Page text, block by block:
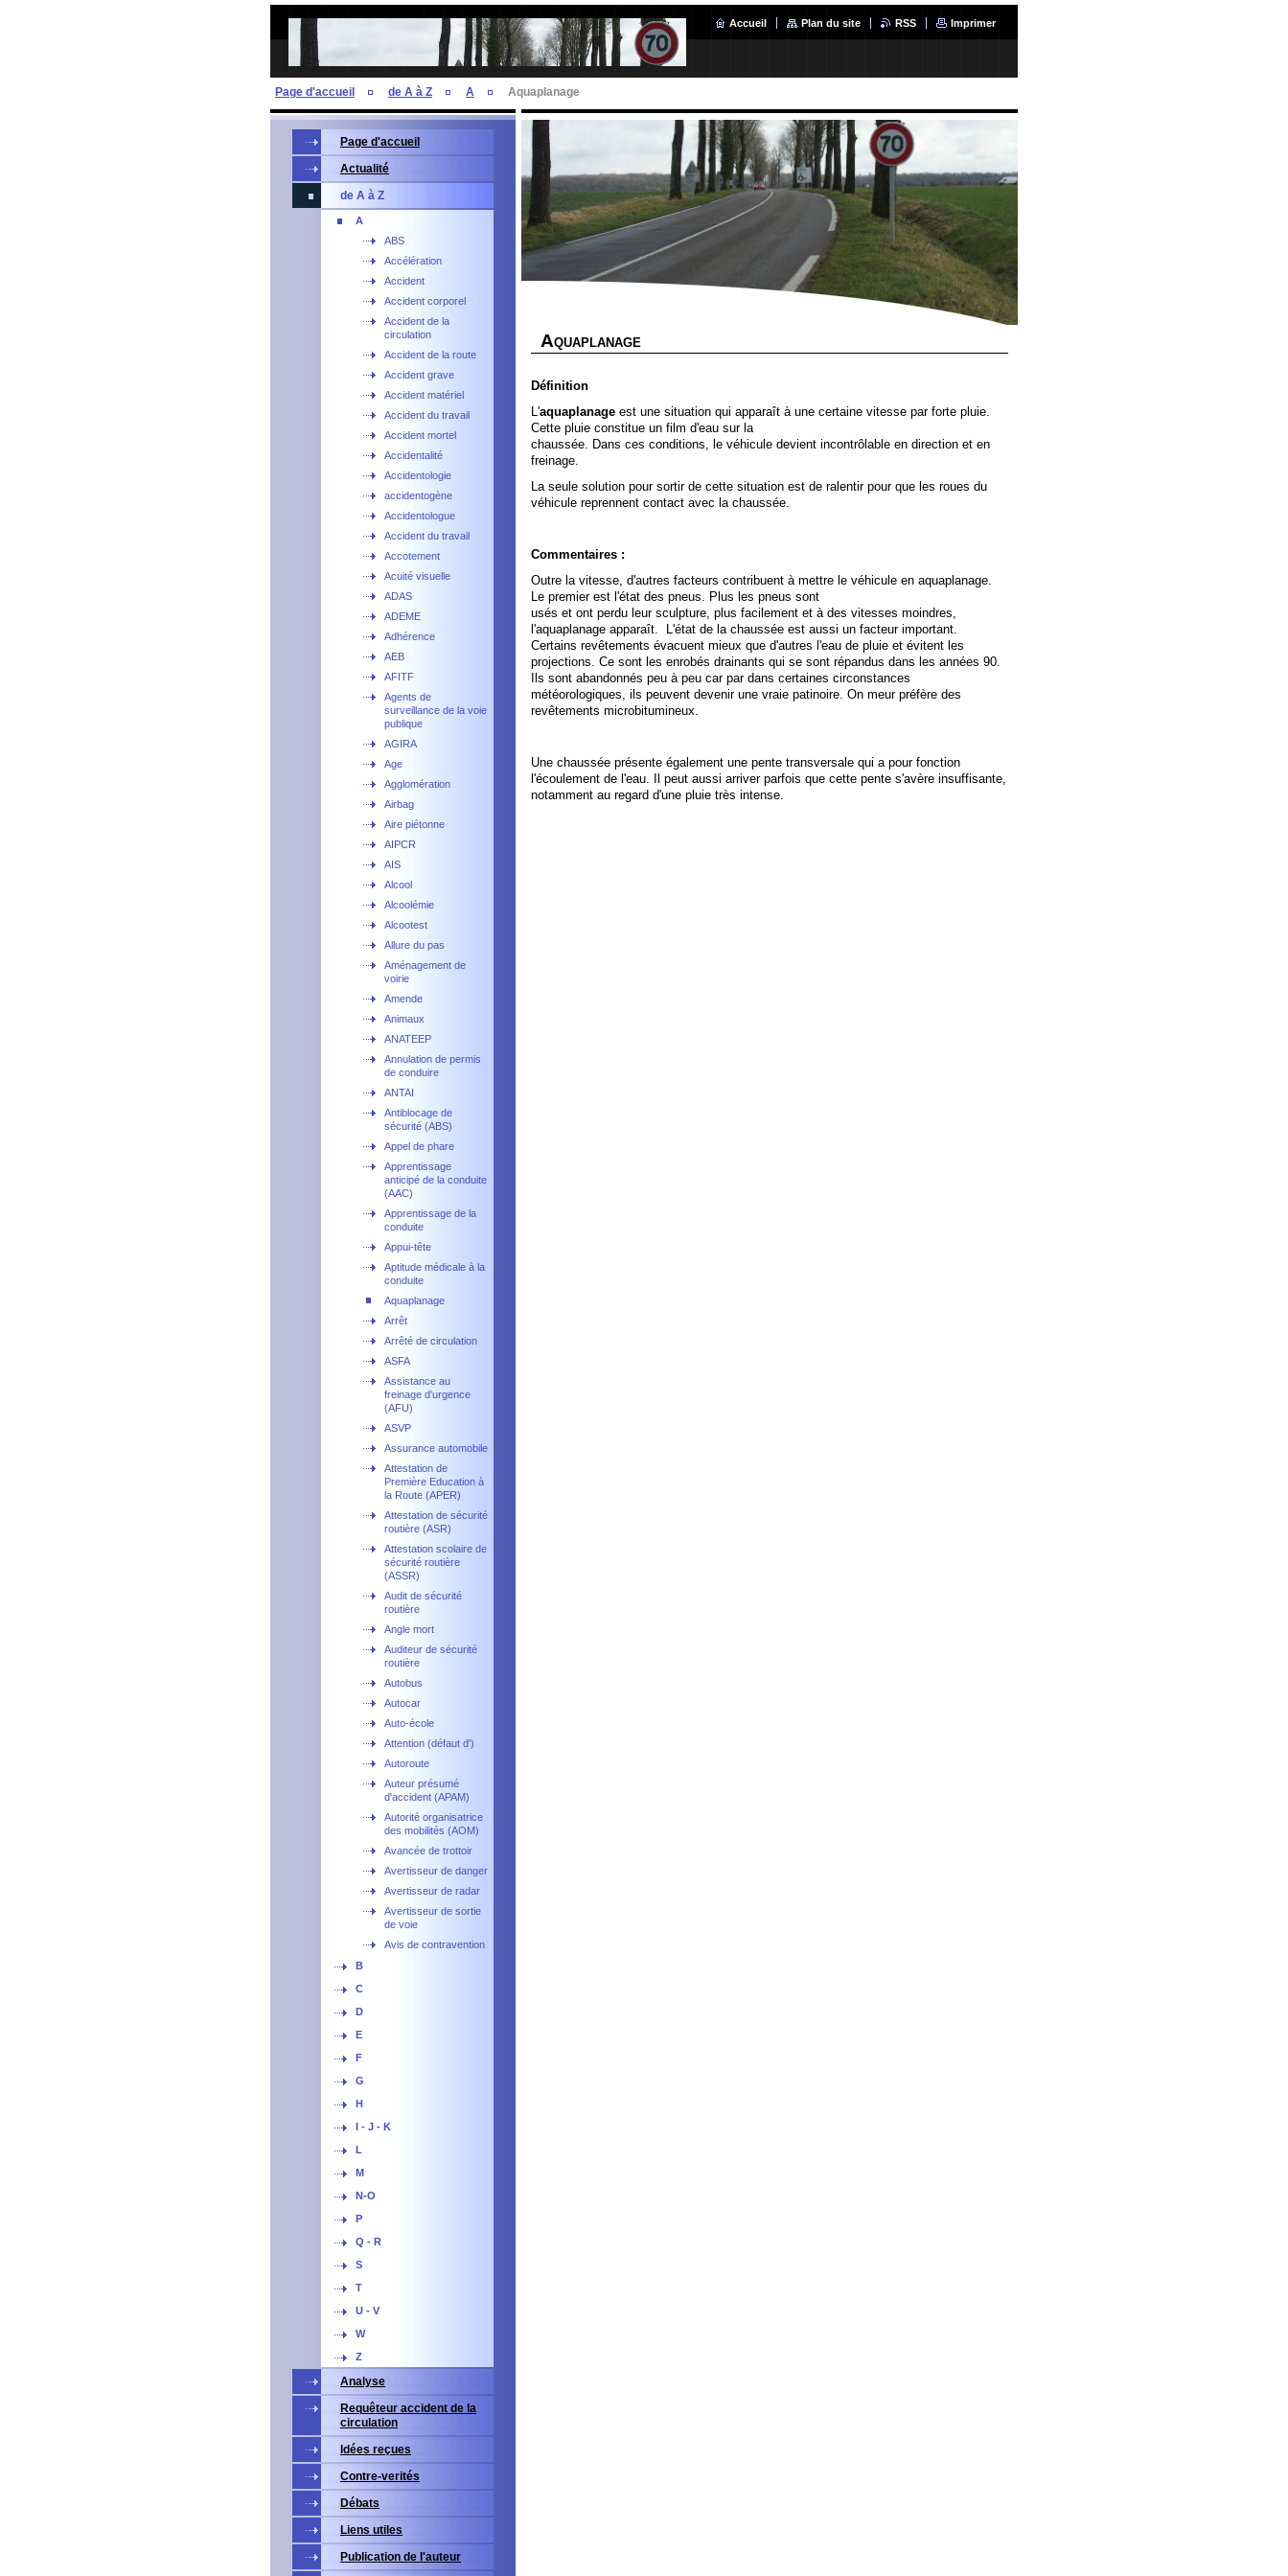
Accueil Plan du site RSS Imprimer
Page d'accueil de A à Z A Aquaplanage
AQUAPLANAGE
Définition
L'aquaplanage est une situation qui apparaît à une certaine vitesse par forte pluie.
Cette pluie constitue un film d'eau sur la
chaussée. Dans ces conditions, le véhicule devient incontrôlable en direction et en
freinage.
La seule solution pour sortir de cette situation est de ralentir pour que les roues du
véhicule reprennent contact avec la chaussée.
Commentaires :
Outre la vitesse, d'autres facteurs contribuent à mettre le véhicule en aquaplanage.
Le premier est l'état des pneus. Plus les pneus sont
usés et ont perdu leur sculpture, plus facilement et à des vitesses moindres,
l'aquaplanage apparaît. L'état de la chaussée est aussi un facteur important.
Certains revêtements évacuent mieux que d'autres l'eau de pluie et évitent les
projections. Ce sont les enrobés drainants qui se sont répandus dans les années 90.
Ils sont abandonnés peu à peu car par dans certaines circonstances
météorologiques, ils peuvent devenir une vraie patinoire. On meur préfère des
revêtements microbitumineux.
Une chaussée présente également une pente transversale qui a pour fonction
l'écoulement de l'eau. Il peut aussi arriver parfois que cette pente s'avère insuffisante,
notamment au regard d'une pluie très intense.
Page d'accueil
Actualité
de A à Z
A
ABS
Accélération
Accident
Accident corporel
Accident de la
circulation
Accident de la route
Accident grave
Accident matériel
Accident du travail
Accident mortel
Accidentalité
Accidentologie
accidentogène
Accidentologue
Accident du travail
Accotement
Acuité visuelle
ADAS
ADEME
Adhérence
AEB
AFITF
Agents de
surveillance de la voie
publique
AGIRA
Age
Agglomération
Airbag
Aire piétonne
AIPCR
AIS
Alcool
Alcoolémie
Alcootest
Allure du pas
Aménagement de
voirie
Amende
Animaux
ANATEEP
Annulation de permis
de conduire
ANTAI
Antiblocage de
sécurité (ABS)
Appel de phare
Apprentissage
anticipé de la conduite
(AAC)
Apprentissage de la
conduite
Appui-tête
Aptitude médicale à la
conduite
Aquaplanage
Arrêt
Arrêté de circulation
ASFA
Assistance au
freinage d'urgence
(AFU)
ASVP
Assurance automobile
Attestation de
Première Education à
la Route (APER)
Attestation de sécurité
routière (ASR)
Attestation scolaire de
sécurité routière
(ASSR)
Audit de sécurité
routière
Angle mort
Auditeur de sécurité
routière
Autobus
Autocar
Auto-école
Attention (défaut d')
Autoroute
Auteur présumé
d'accident (APAM)
Autorité organisatrice
des mobilités (AOM)
Avancée de trottoir
Avertisseur de danger
Avertisseur de radar
Avertisseur de sortie
de voie
Avis de contravention
B
C
D
E
F
G
H
I - J - K
L
M
N-O
P
Q - R
S
T
U - V
W
Z
Analyse
Requêteur accident de la
circulation
Idées reçues
Contre-verités
Débats
Liens utiles
Publication de l'auteur